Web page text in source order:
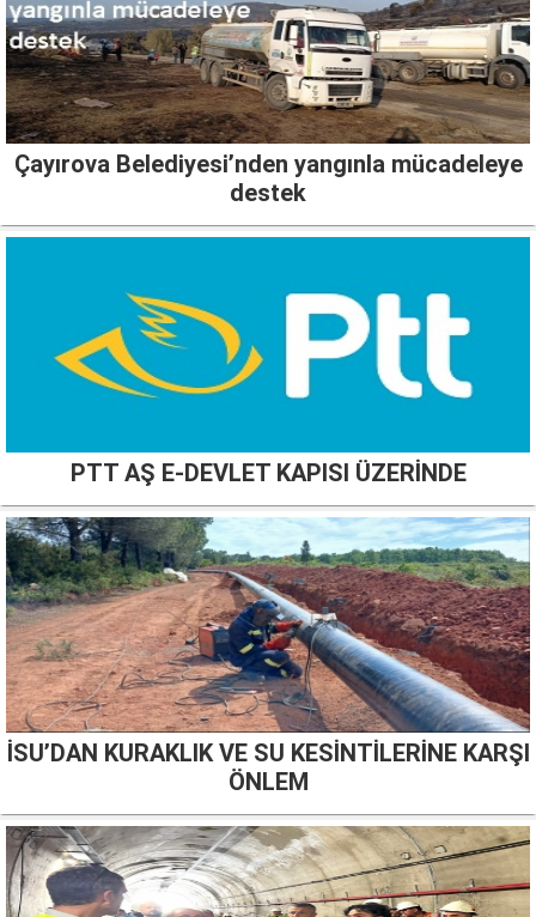
Çayırova Belediyesi’nden yangınla mücadeleye
destek
PTT AŞ E-DEVLET KAPISI ÜZERİNDE
İSU’DAN KURAKLIK VE SU KESİNTİLERİNE KARŞI
ÖNLEM